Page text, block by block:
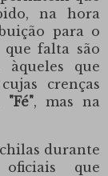
na hora
para o
que falta são
que
crenças
"Fé", mas na
durante
que